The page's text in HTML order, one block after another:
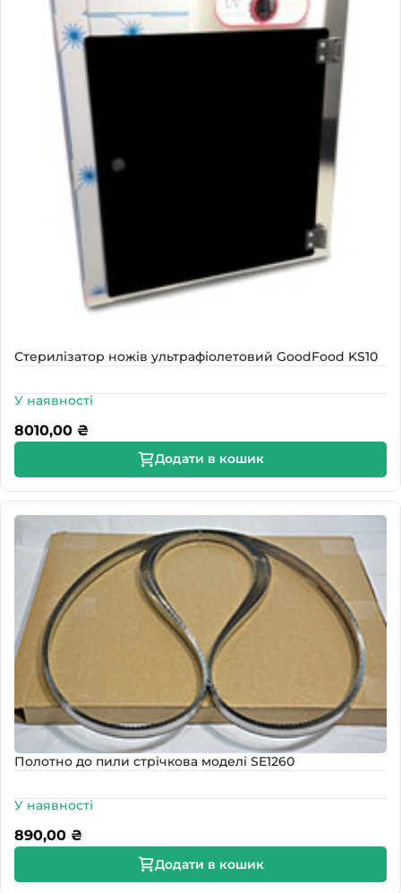
Стерилізатор ножів ультрафіолетовий GoodFood KS10
У наявності
8010,00 ₴
Додати в кошик
Полотно до пили стрічкова моделі SE1260
У наявності
890,00 ₴
Додати в кошик